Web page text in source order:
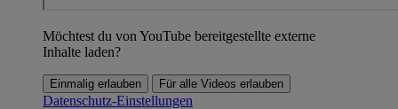
Möchtest du von YouTube bereitgestellte externe
Inhalte laden?
Einmalig erlauben Für alle Videos erlauben
Datenschutz-Einstellungen